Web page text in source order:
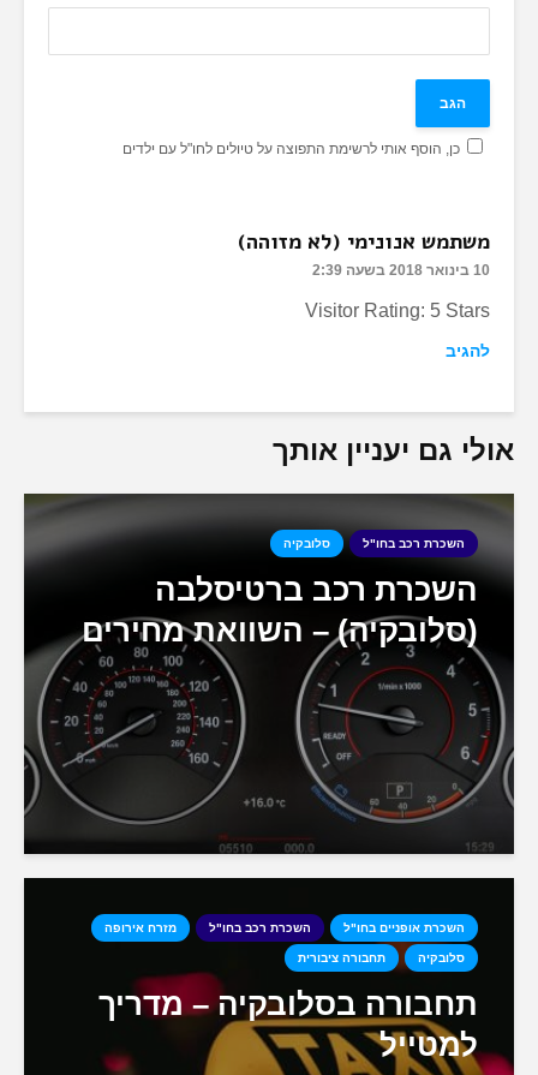
כן, הוסף אותי לרשימת התפוצה על טיולים לחו"ל עם ילדים
משתמש אנונימי (לא מזוהה)
10 בינואר 2018 בשעה 2:39
Visitor Rating: 5 Stars
להגיב
אולי גם יעניין אותך
השכרת רכב בחו"ל סלובקיה
השכרת רכב ברטיסלבה
(סלובקיה) – השוואת מחירים
השכרת אופניים בחו"ל השכרת רכב בחו"ל מזרח אירופה
סלובקיה תחבורה ציבורית
תחבורה בסלובקיה – מדריך
למטייל